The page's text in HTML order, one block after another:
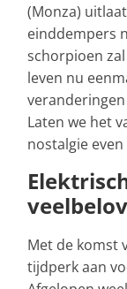
(Monza)
einddempers
schorpioen
leven nu
Laten we het
nostalgie
Met de komst
tijdperk aan